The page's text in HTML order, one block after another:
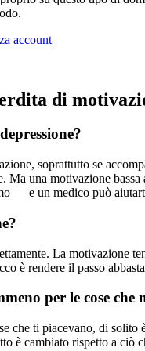
account
di
soprattutto se
Ma una motivazione
— e un medico può
La motivazione
è rendere il passo
per le cose che
che ti piacevano, di
è cambiato rispetto a